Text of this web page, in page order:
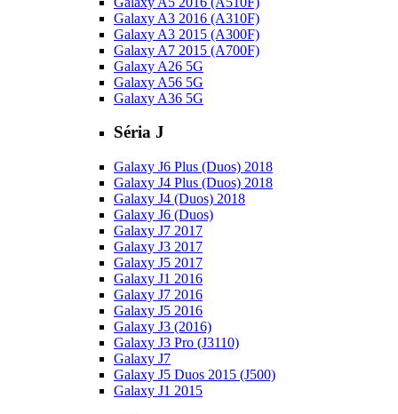
Galaxy A3 2016 (A310F)
Galaxy A3 2015 (A300F)
Galaxy A7 2015 (A700F)
Galaxy A26 5G
Galaxy A56 5G
Galaxy A36 5G
Séria J
Galaxy J6 Plus (Duos) 2018
Galaxy J4 Plus (Duos) 2018
Galaxy J4 (Duos) 2018
Galaxy J6 (Duos)
Galaxy J7 2017
Galaxy J3 2017
Galaxy J5 2017
Galaxy J1 2016
Galaxy J7 2016
Galaxy J5 2016
Galaxy J3 (2016)
Galaxy J3 Pro (J3110)
Galaxy J7
Galaxy J5 Duos 2015 (J500)
Galaxy J1 2015